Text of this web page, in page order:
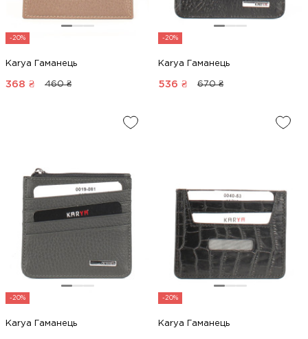
-20%
Karya Гаманець
368 ₴ 460 ₴
-20%
Karya Гаманець
536 ₴ 670 ₴
-20%
Karya Гаманець
-20%
Karya Гаманець